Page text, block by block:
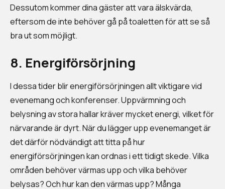
Dessutom kommer dina gäster att vara älskvärda,
eftersom de inte behöver gå på toaletten för att se så
bra ut som möjligt.
8. Energiförsörjning
I dessa tider blir energiförsörjningen allt viktigare vid
evenemang och konferenser. Uppvärmning och
belysning av stora hallar kräver mycket energi, vilket för
närvarande är dyrt. När du lägger upp evenemanget är
det därför nödvändigt att titta på hur
energiförsörjningen kan ordnas i ett tidigt skede. Vilka
områden behöver värmas upp och vilka behöver
belysas? Och hur kan den värmas upp? Många